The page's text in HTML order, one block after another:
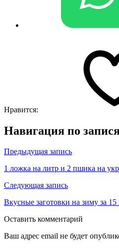
Нравится:
Навигация по
Предыдущая запись
1 ложка на литр и 2 пшика на
Следующая запись
Вкусные заготовки на зиму за
Оставить комментарий
Ваш адрес email не будет